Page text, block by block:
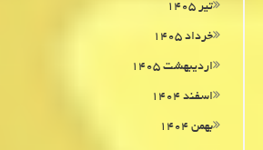
تیر ۱۴۰۵
خرداد ۱۴۰۵
اردیبهشت ۱۴۰۵
اسفند ۱۴۰۴
بهمن ۱۴۰۴